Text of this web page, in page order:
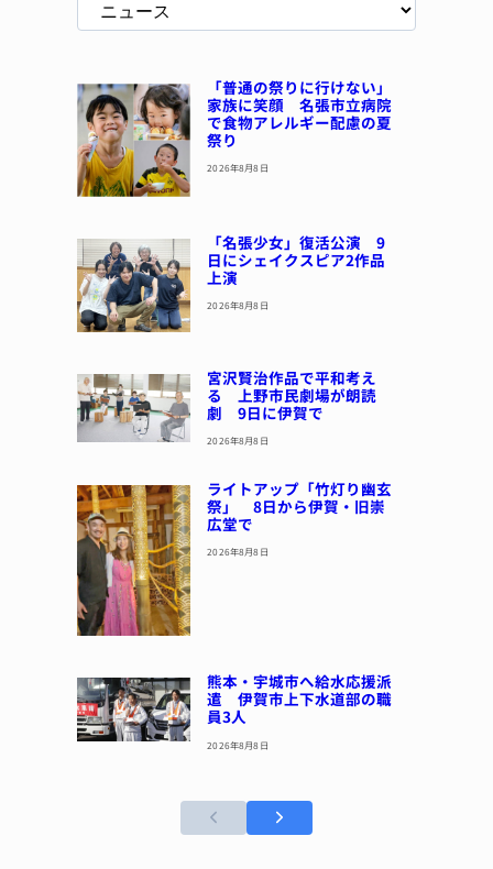
「普通の祭りに行けない」
家族に笑顔 名張市立病院
で食物アレルギー配慮の夏
祭り
2026年8月8日
「名張少女」復活公演 9
日にシェイクスピア2作品
上演
2026年8月8日
宮沢賢治作品で平和考え
る 上野市民劇場が朗読
劇 9日に伊賀で
2026年8月8日
ライトアップ「竹灯り幽玄
祭」 8日から伊賀・旧崇
広堂で
2026年8月8日
熊本・宇城市へ給水応援派
遣 伊賀市上下水道部の職
員3人
2026年8月8日